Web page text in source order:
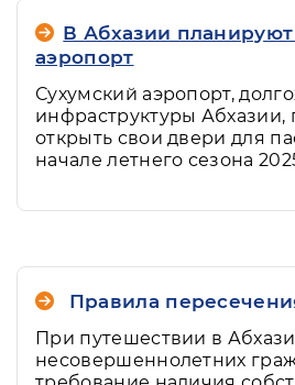
В Абхазии
аэропорт
Сухумский аэропорт,
инфраструктуры Абхазии,
открыть свои двери для
начале летнего сезона
Правила
При путешествии в
несовершеннолетних